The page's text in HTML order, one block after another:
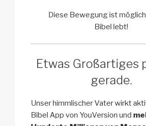
Diese Bewegung ist
Bibel lebt!
Etwas Großartiges
gerade.
Unser himmlischer Vater wirkt
Bibel App von YouVersion und